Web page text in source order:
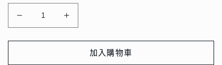
加入購物車